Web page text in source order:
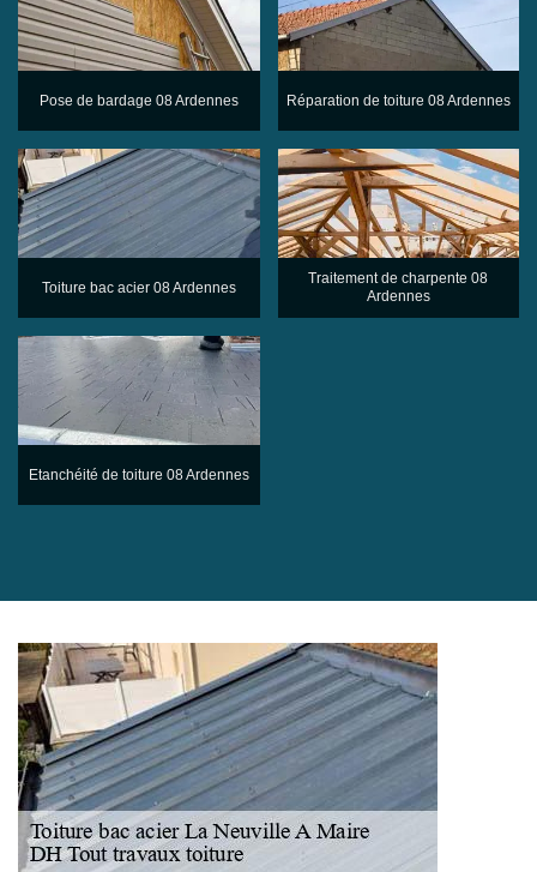
Pose de bardage 08 Ardennes Réparation de toiture 08 Ardennes
Toiture bac acier 08 Ardennes
Traitement de charpente 08
Ardennes
Etanchéité de toiture 08 Ardennes